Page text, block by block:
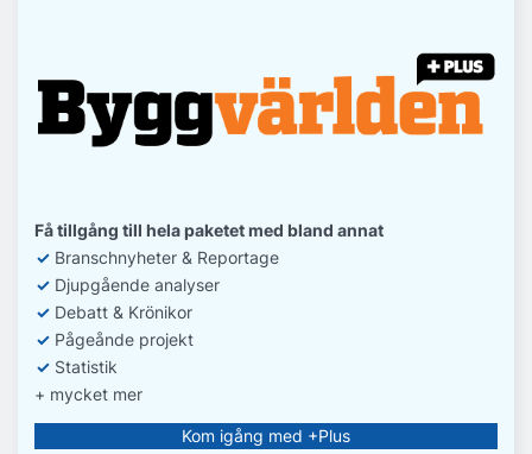
Få tillgång till hela paketet med bland annat
✓ Branschnyheter & Reportage
✓ Djupgående analyser
✓ Debatt & Krönikor
✓ Pågeånde projekt
✓ Statistik
+ mycket mer
Kom igång med +Plus